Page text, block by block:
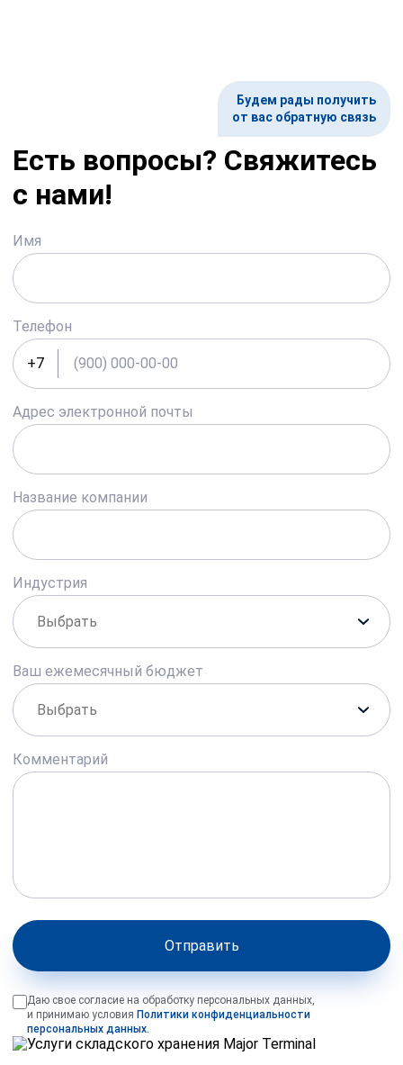
Будем рады получить
от вас обратную связь
Есть вопросы? Свяжитесь
с нами!
Имя
Телефон
+7
Адрес электронной почты
Название компании
Индустрия
Ваш ежемесячный бюджет
Комментарий
Отправить
Даю свое согласие на обработку персональных данных,
и принимаю условия Политики конфиденциальности
персональных данных.